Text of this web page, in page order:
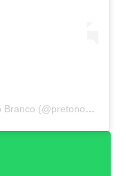
Um post compartilhado por Preto no Branco (@pretonobrancopr)